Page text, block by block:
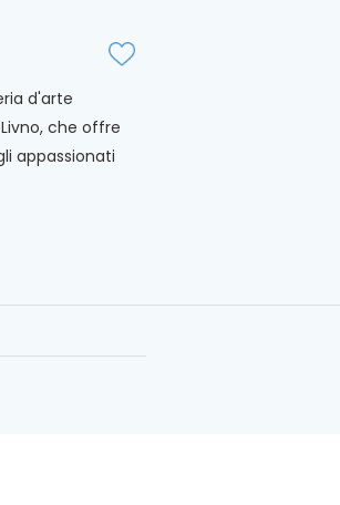
d'arte
che offre
appassionati